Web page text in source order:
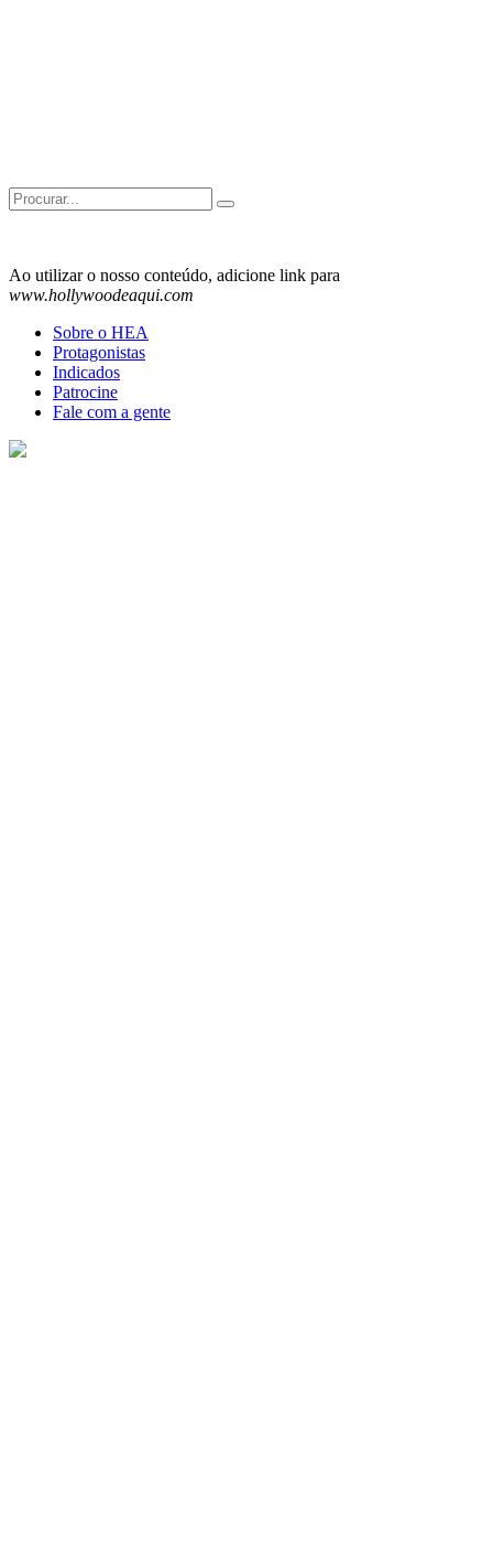
Search
for:
Ao utilizar o nosso conteúdo, adicione link para
www.hollywoodeaqui.com
Sobre o HEA
Protagonistas
Indicados
Patrocine
Fale com a gente